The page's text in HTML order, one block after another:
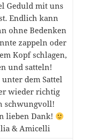
Geduld mit uns
Endlich kann
ohne Bedenken
zappeln oder
Kopf schlagen,
und satteln!
dem Sattel
wieder richtig
schwungvoll!
lieben Dank!
& Amicelli